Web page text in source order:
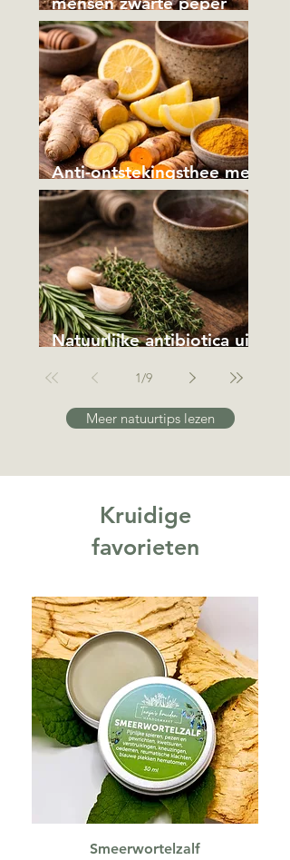
drinken
Anti-ontstekingsthee met
kurkuma en gember
Natuurlijke antibiotica uit
1/9
Meer natuurtips lezen
Kruidige
favorieten
Smeerwortelzalf